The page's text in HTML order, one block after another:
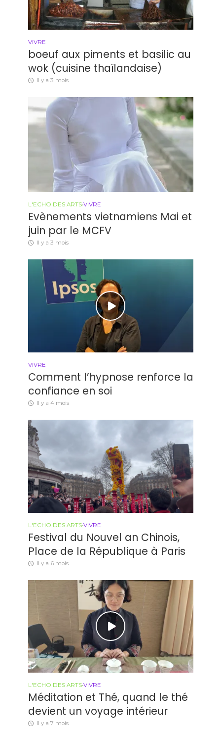
VIVRE
boeuf aux piments et basilic au
wok (cuisine thaïlandaise)
Il y a 3 mois
L'ECHO DES ARTS•VIVRE
Evènements vietnamiens Mai et
juin par le MCFV
Il y a 3 mois
VIVRE
Comment l’hypnose renforce la
confiance en soi
Il y a 4 mois
L'ECHO DES ARTS•VIVRE
Festival du Nouvel an Chinois,
Place de la République à Paris
Il y a 6 mois
L'ECHO DES ARTS•VIVRE
Méditation et Thé, quand le thé
devient un voyage intérieur
Il y a 7 mois